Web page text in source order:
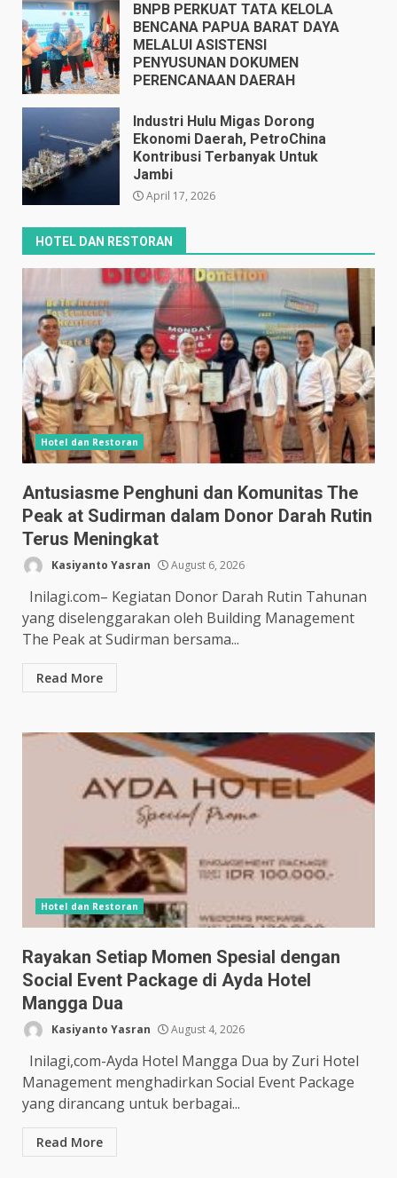
BNPB PERKUAT TATA KELOLA
BENCANA PAPUA BARAT DAYA
MELALUI ASISTENSI
PENYUSUNAN DOKUMEN
PERENCANAAN DAERAH
Industri Hulu Migas Dorong
Ekonomi Daerah, PetroChina
Kontribusi Terbanyak Untuk
Jambi
April 17, 2026
HOTEL DAN RESTORAN
Hotel dan Restoran
Antusiasme Penghuni dan Komunitas The
Peak at Sudirman dalam Donor Darah Rutin
Terus Meningkat
Kasiyanto Yasran August 6, 2026
Inilagi.com– Kegiatan Donor Darah Rutin Tahunan
yang diselenggarakan oleh Building Management
The Peak at Sudirman bersama...
Read More
Hotel dan Restoran
Rayakan Setiap Momen Spesial dengan
Social Event Package di Ayda Hotel
Mangga Dua
Kasiyanto Yasran August 4, 2026
Inilagi,com-Ayda Hotel Mangga Dua by Zuri Hotel
Management menghadirkan Social Event Package
yang dirancang untuk berbagai...
Read More